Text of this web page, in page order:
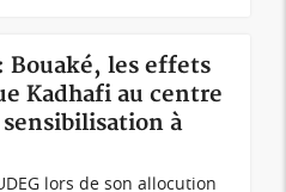
Bouaké, les effets
Kadhafi au centre
à
lors de son allocution